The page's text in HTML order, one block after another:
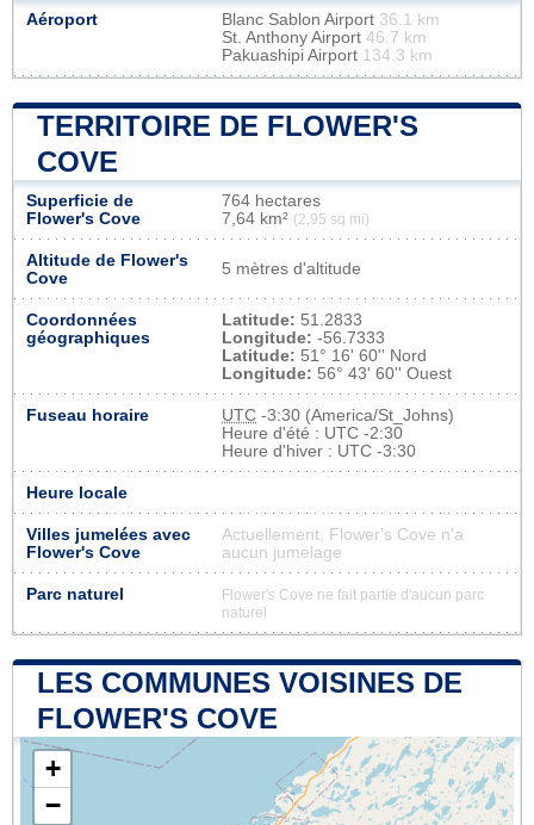
Aéroport Blanc Sablon Airport 36.1 km
St. Anthony Airport 46.7 km
Pakuashipi Airport 134.3 km
TERRITOIRE DE FLOWER'S
COVE
Superficie de
Flower's Cove
764 hectares
7,64 km² (2,95 sq mi)
Altitude de Flower's
Cove
5 mètres d'altitude
Coordonnées
géographiques
Latitude: 51.2833
Longitude: -56.7333
Latitude: 51° 16' 60'' Nord
Longitude: 56° 43' 60'' Ouest
Fuseau horaire UTC -3:30 (America/St_Johns)
Heure d'été : UTC -2:30
Heure d'hiver : UTC -3:30
Heure locale
Villes jumelées avec
Flower's Cove
Actuellement, Flower's Cove n'a
aucun jumelage
Parc naturel
Flower's Cove ne fait partie d'aucun parc
naturel
LES COMMUNES VOISINES DE
FLOWER'S COVE
+
−